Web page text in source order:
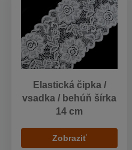
Elastická čipka /
vsadka / behúň šírka
14 cm
Zobraziť